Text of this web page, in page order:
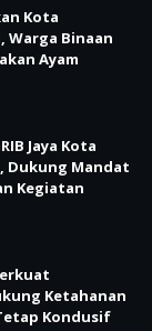
Kota
Warga Binaan
Ayam
Jaya Kota
Dukung Mandat
Kegiatan
Ketahanan
Kondusif